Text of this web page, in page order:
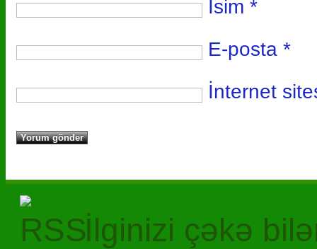
İsim *
E-posta *
İnternet
İlginizi çəkə